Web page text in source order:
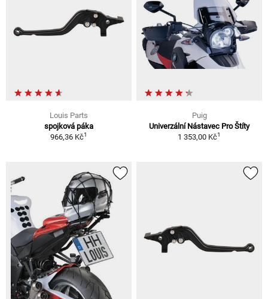
Louis Parts
spojková páka
966,36 Kč1
Puig
Univerzální Nástavec Pro Štíty
1 353,00 Kč1